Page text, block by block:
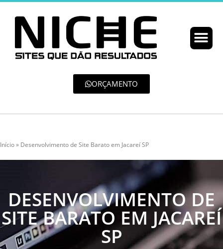
ORÇAMENTO
Início» Desenvolvimento de Site Barato em Jacareí SP
DESENVOLVIMENTO DE
SITE BARATO EM JACAREÍ
SP